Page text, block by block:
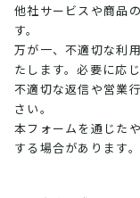
他社サービスや商品
す。
万が一、不適切な利
たします。必要に応
不適切な返信や営業
さい。
本フォームを通じた
する場合があります。